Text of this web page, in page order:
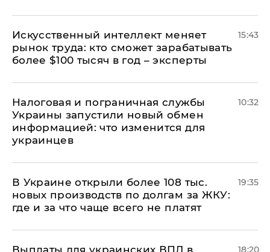
Искусственный интеллект меняет
рынок труда: кто сможет зарабатывать
более $100 тысяч в год – эксперты
15:43
Налоговая и пограничная службы
Украины запустили новый обмен
информацией: что изменится для
украинцев
10:32
В Украине открыли более 108 тыс.
новых производств по долгам за ЖКУ:
где и за что чаще всего не платят
19:35
18:20